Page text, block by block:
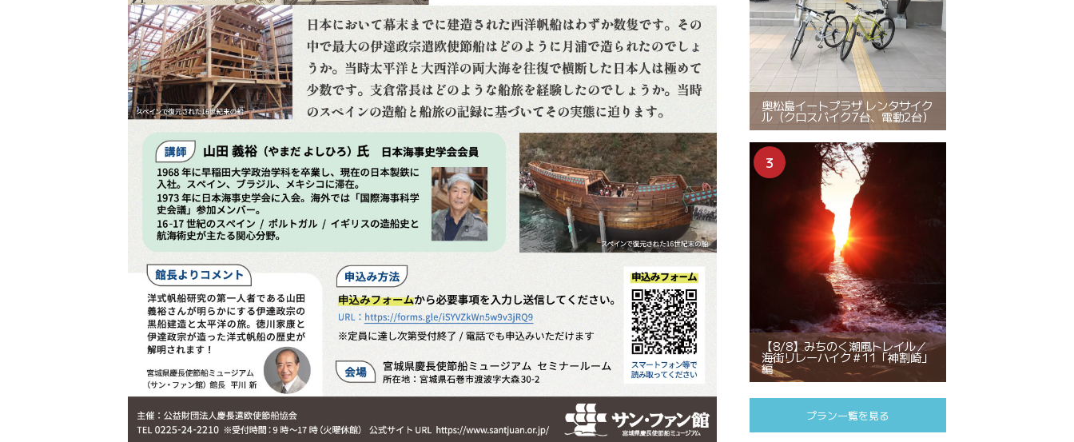
奥松島イートプラザ レンタサイク
ル（クロスバイク7台、電動2台）
【8/8】みちのく潮風トレイル／
海街リレーハイク＃11「神割崎」
編
プラン一覧を見る